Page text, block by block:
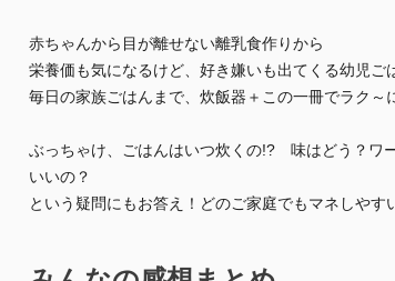
赤ちゃんから目が離せない離乳食作りから
栄養価も気になるけど、好き嫌いも出てくる幼児ご
毎日の家族ごはんまで、炊飯器＋この一冊でラク～
ぶっちゃけ、ごはんはいつ炊くの!? 味はどう？ワ
いいの？
という疑問にもお答え！どのご家庭でもマネしやす